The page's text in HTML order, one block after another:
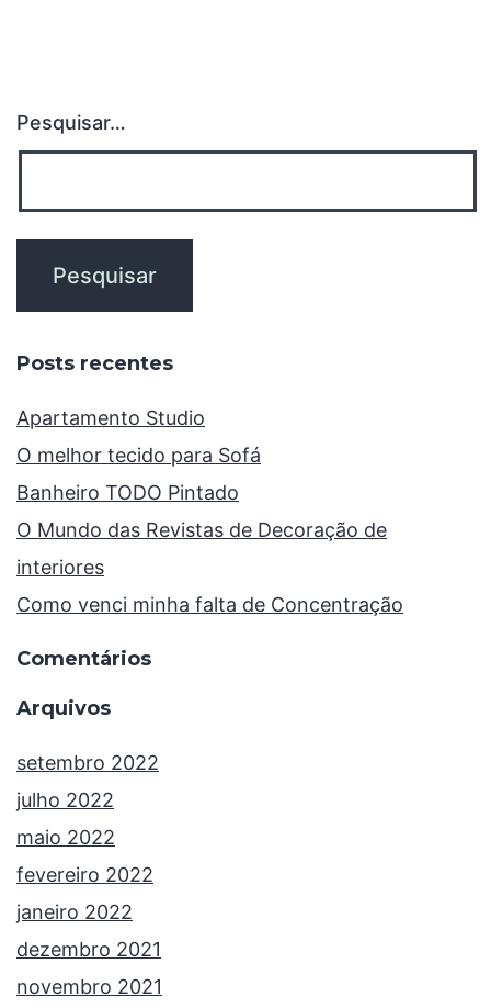
Pesquisar…
Posts recentes
Apartamento Studio
O melhor tecido para Sofá
Banheiro TODO Pintado
O Mundo das Revistas de Decoração de
interiores
Como venci minha falta de Concentração
Comentários
Arquivos
setembro 2022
julho 2022
maio 2022
fevereiro 2022
janeiro 2022
dezembro 2021
novembro 2021